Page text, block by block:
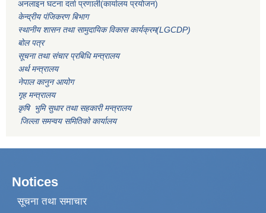
अनलाइन घटना दर्ता प्रणाली(कार्यालय प्रयोजन)
केन्द्रीय पंजिकरण बिभाग
स्थानीय शासन तथा सामुदायिक विकास कार्यक्रम(LGCDP)
बोल पत्र
सूचना तथा संचार प्रबिधि मन्त्रालय
अर्थ मन्त्रालय
नेपाल कानुन आयोग
गृह मन्त्रालय
कृषि भुमि सुधार तथा सहकारी मन्त्रालय
जिल्ला समन्वय समितिको कार्यालय
Notices
सूचना तथा समाचार